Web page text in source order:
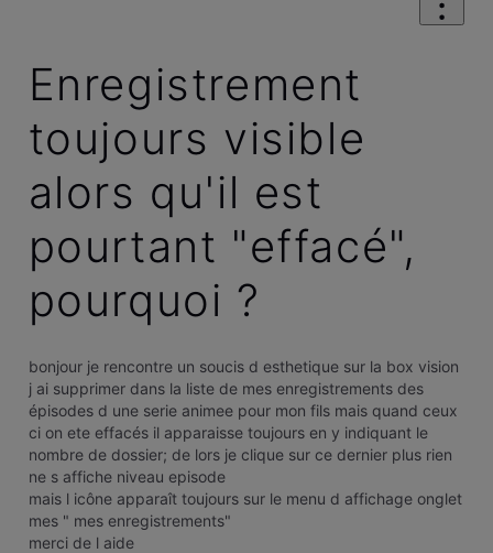
Enregistrement
toujours visible
alors qu'il est
pourtant "effacé",
pourquoi ?
bonjour je rencontre un soucis d esthetique sur la box vision
j ai supprimer dans la liste de mes enregistrements des
épisodes d une serie animee pour mon fils mais quand ceux
ci on ete effacés il apparaisse toujours en y indiquant le
nombre de dossier; de lors je clique sur ce dernier plus rien
ne s affiche niveau episode
mais l icône apparaît toujours sur le menu d affichage onglet
mes " mes enregistrements"
merci de l aide